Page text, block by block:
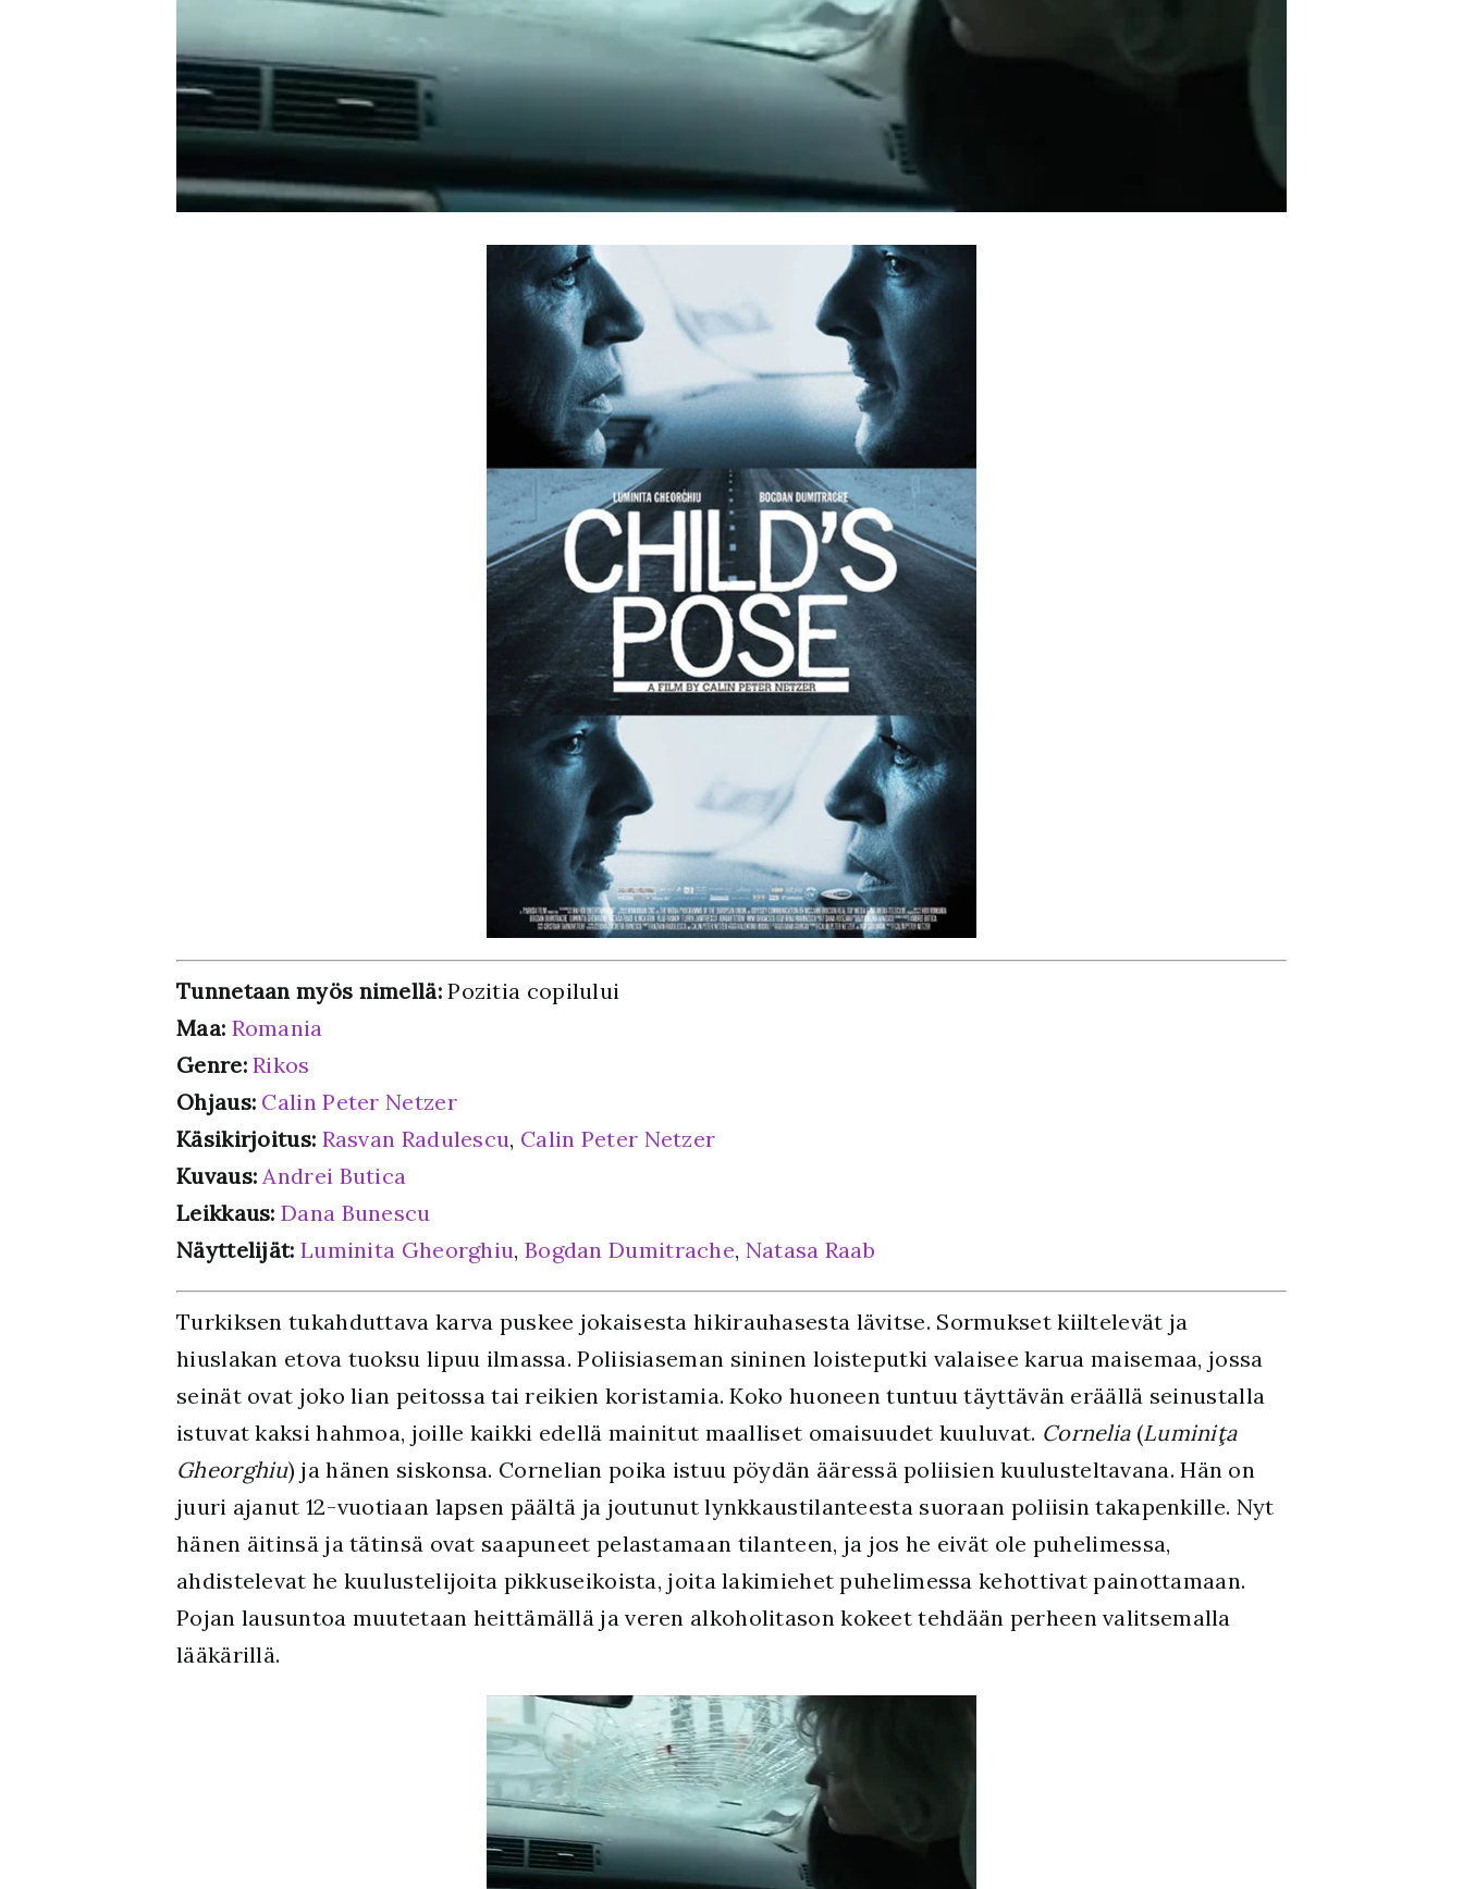
Tunnetaan myös nimellä:Pozitia copilului
Maa: Romania
Genre: Rikos
Ohjaus: Calin Peter Netzer
Käsikirjoitus: Rasvan Radulescu, Calin Peter Netzer
Kuvaus: Andrei Butica
Leikkaus: Dana Bunescu
Näyttelijät: Luminita Gheorghiu, Bogdan Dumitrache, Natasa Raab
Turkiksen tukahduttava karva puskee jokaisesta hikirauhasesta lävitse. Sormukset kiiltelevät ja
hiuslakan etova tuoksu lipuu ilmassa. Poliisiaseman sininen loisteputki valaisee karua maisemaa, jossa
seinät ovat joko lian peitossa tai reikien koristamia. Koko huoneen tuntuu täyttävän eräällä seinustalla
istuvat kaksi hahmoa, joille kaikki edellä mainitut maalliset omaisuudet kuuluvat. Cornelia(Luminiţa
Gheorghiu) ja hänen siskonsa. Cornelian poika istuu pöydän ääressä poliisien kuulusteltavana. Hän on
juuri ajanut 12-vuotiaan lapsen päältä ja joutunut lynkkaustilanteesta suoraan poliisin takapenkille. Nyt
hänen äitinsä ja tätinsä ovat saapuneet pelastamaan tilanteen, ja jos he eivät ole puhelimessa,
ahdistelevat he kuulustelijoita pikkuseikoista, joita lakimiehet puhelimessa kehottivat painottamaan.
Pojan lausuntoa muutetaan heittämällä ja veren alkoholitason kokeet tehdään perheen valitsemalla
lääkärillä.